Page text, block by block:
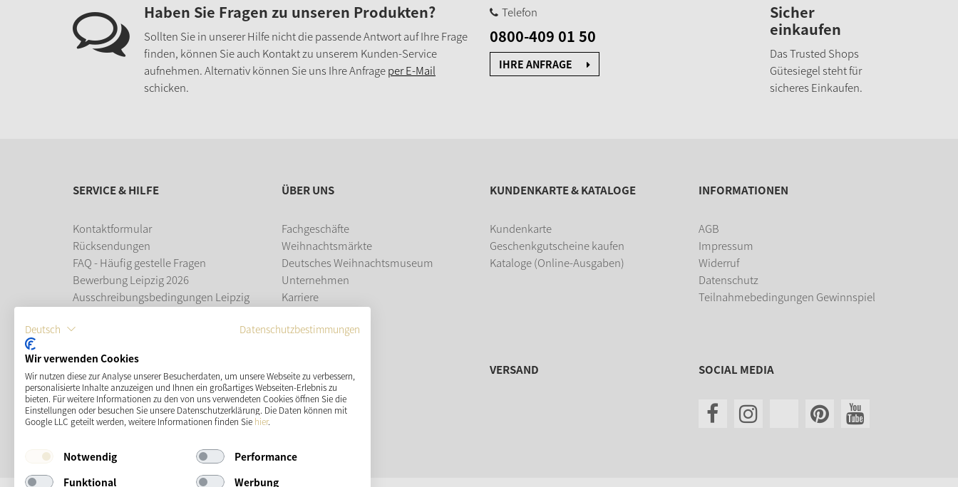
Haben Sie Fragen zu unseren Produkten?
Sollten Sie in unserer Hilfe nicht die passende Antwort auf Ihre Frage
finden, können Sie auch Kontakt zu unserem Kunden-Service
aufnehmen. Alternativ können Sie uns Ihre Anfrageper E-Mail
schicken.
Telefon
0800-409 01 50
IHRE ANFRAGE
Sicher
einkaufen
Das Trusted Shops
Gütesiegel steht für
sicheres Einkaufen.
SERVICE & HILFE
Kontaktformular
Rücksendungen
FAQ - Häufig gestelle Fragen
Bewerbung Leipzig 2026
Ausschreibungsbedingungen Leipzig
Leipziger Weihnachtsmarkt
ÜBER UNS
Fachgeschäfte
Weihnachtsmärkte
Deutsches Weihnachtsmuseum
Unternehmen
Karriere
KUNDENKARTE & KATALOGE
Kundenkarte
Geschenkgutscheine kaufen
Kataloge (Online-Ausgaben)
INFORMATIONEN
AGB
Impressum
Widerruf
Datenschutz
Teilnahmebedingungen Gewinnspiel
ZAHLUNGSMÖGLICHKEITEN VERSAND SOCIAL MEDIA
Deutsch Datenschutzbestimmungen
Wir verwenden Cookies
Wir nutzen diese zur Analyse unserer Besucherdaten, um unsere Webseite zu verbessern,
personalisierte Inhalte anzuzeigen und Ihnen ein großartiges Webseiten-Erlebnis zu
bieten. Für weitere Informationen zu den von uns verwendeten Cookies öffnen Sie die
Einstellungen oder besuchen Sie unsere Datenschutzerklärung. Die Daten können mit
Google LLC geteilt werden, weitere Informationen finden Sie hier.
Notwendig
Performance
Funktional
Werbung